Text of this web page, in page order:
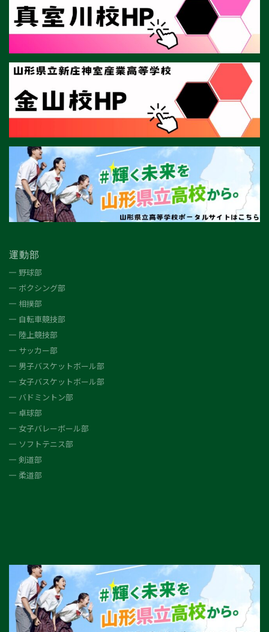
運動部
野球部
ボクシング部
相撲部
自転車競技部
陸上競技部
サッカー部
男子バスケットボール部
女子バスケットボール部
バドミントン部
卓球部
女子バレーボール部
ソフトテニス部
剣道部
柔道部